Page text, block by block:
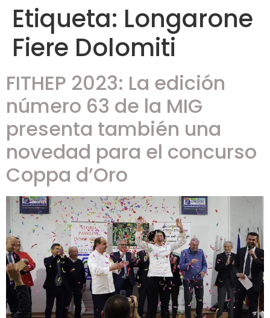
Etiqueta: Longarone
Fiere Dolomiti
FITHEP 2023: La edición
número 63 de la MIG
presenta también una
novedad para el concurso
Coppa d’Oro